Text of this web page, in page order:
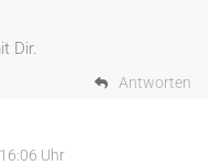
Dir.
Antworten
Uhr